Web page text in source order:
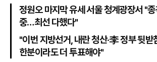
정원오 마지막 유세 서울 청계광장서 "
중…최선 다했다"
"이번 지방선거, 내란 청산·李 정부 뒷
한분이라도 더 투표해야"